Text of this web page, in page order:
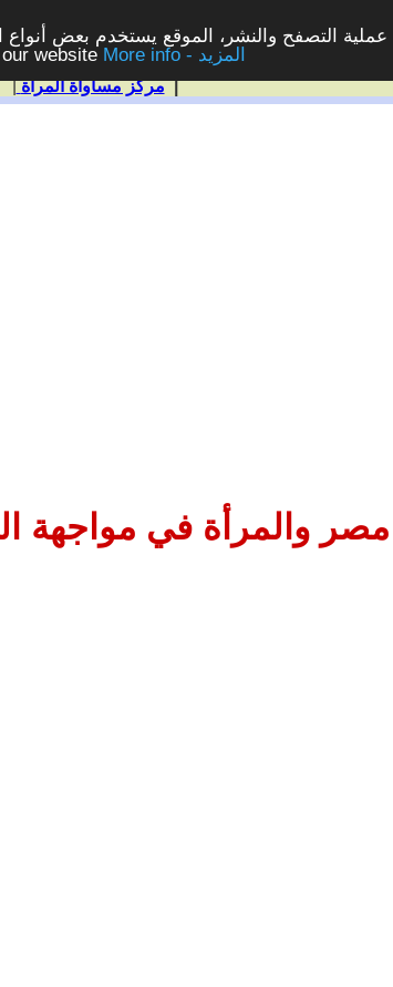
التصفح والنشر، الموقع يستخدم بعض أنواع
website
More info - المزيد
| مركز مساواة المرأة|
مصر والمرأة في مواجهة